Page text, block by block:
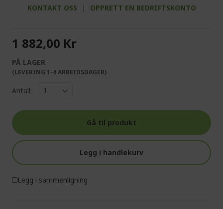
KONTAKT OSS | OPPRETT EN BEDRIFTSKONTO
1 882,00 Kr
PÅ LAGER
(LEVERING 1-4 ARBEIDSDAGER)
Antall:
Gå til produkt
Legg i handlekurv
Legg i sammenligning